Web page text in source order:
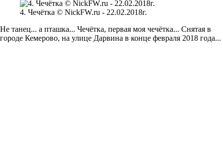
4. Чечётка © NickFW.ru - 22.02.2018г.
Не танец... а пташка... Чечётка, первая моя чечётка... Снятая в
городе Кемерово, на улице Дарвина в конце февраля 2018 года...